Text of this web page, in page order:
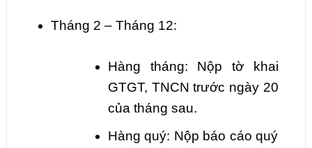
Tháng 2 – Tháng 12:
Hàng tháng: Nộp tờ khai
GTGT, TNCN trước ngày 20
của tháng sau.
Hàng quý: Nộp báo cáo quý